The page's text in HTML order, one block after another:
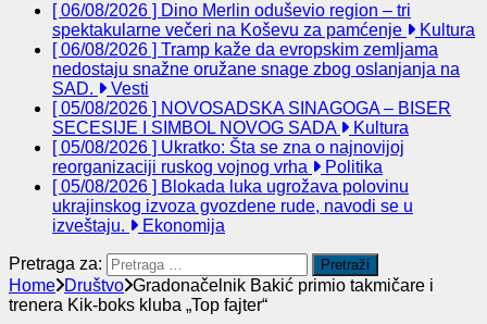
[ 06/08/2026 ] Dino Merlin oduševio region – tri
spektakularne večeri na Koševu za pamćenje
Kultura
[ 06/08/2026 ] Tramp kaže da evropskim zemljama
nedostaju snažne oružane snage zbog oslanjanja na
SAD.
Vesti
[ 05/08/2026 ] NOVOSADSKA SINAGOGA – BISER
SECESIJE I SIMBOL NOVOG SADA
Kultura
[ 05/08/2026 ] Ukratko: Šta se zna o najnovijoj
reorganizaciji ruskog vojnog vrha
Politika
[ 05/08/2026 ] Blokada luka ugrožava polovinu
ukrajinskog izvoza gvozdene rude, navodi se u
izveštaju.
Ekonomija
Pretraga za:
Home Društvo Gradonačelnik Bakić primio takmičare i
trenera Kik-boks kluba „Top fajter“